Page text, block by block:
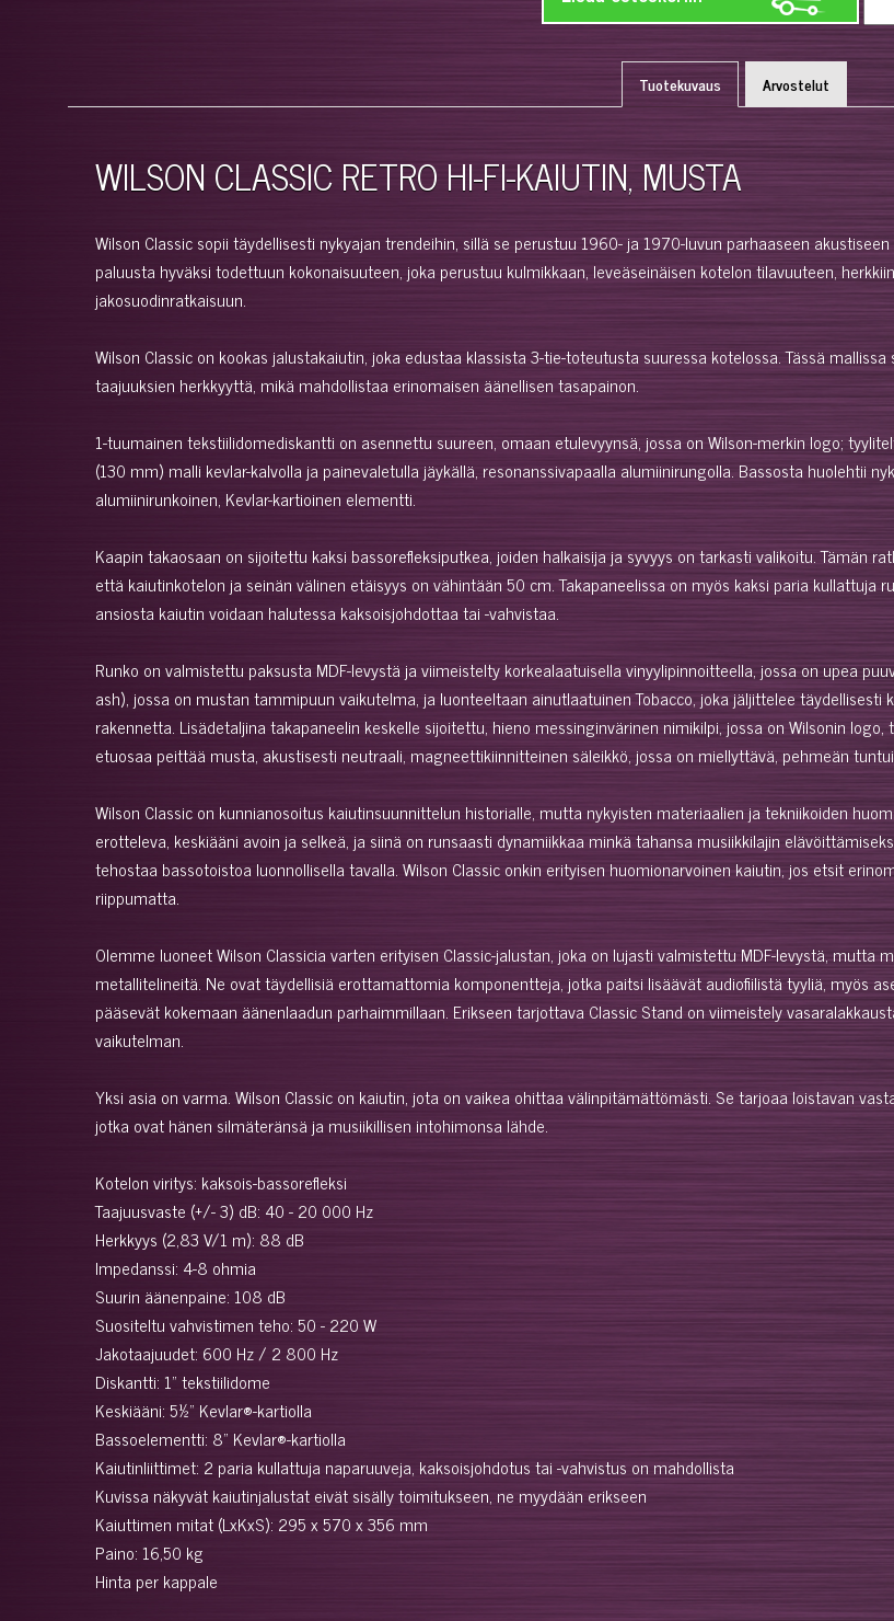
Tuotekuvaus Arvostelut
WILSON CLASSIC RETRO HI-FI-KAIUTIN, MUSTA
Wilson Classic sopii täydellisesti nykyajan trendeihin, sillä se perustuu 1960- ja 1970-luvun parhaaseen
paluusta hyväksi todettuun kokonaisuuteen, joka perustuu kulmikkaan, leveäseinäisen kotelon tilavuuteen,
jakosuodinratkaisuun.
Wilson Classic on kookas jalustakaiutin, joka edustaa klassista 3-tie-toteutusta suuressa kotelossa. Tässä
taajuuksien herkkyyttä, mikä mahdollistaa erinomaisen äänellisen tasapainon.
1-tuumainen tekstiilidomediskantti on asennettu suureen, omaan etulevyynsä, jossa on Wilson-merkin logo;
(130 mm) malli kevlar-kalvolla ja painevaletulla jäykällä, resonanssivapaalla alumiinirungolla. Bassosta huolehtii
alumiinirunkoinen, Kevlar-kartioinen elementti.
Kaapin takaosaan on sijoitettu kaksi bassorefleksiputkea, joiden halkaisija ja syvyys on tarkasti valikoitu. Tämän
että kaiutinkotelon ja seinän välinen etäisyys on vähintään 50 cm. Takapaneelissa on myös kaksi paria
ansiosta kaiutin voidaan halutessa kaksoisjohdottaa tai -vahvistaa.
Runko on valmistettu paksusta MDF-levystä ja viimeistelty korkealaatuisella vinyylipinnoitteella, jossa on upea
ash), jossa on mustan tammipuun vaikutelma, ja luonteeltaan ainutlaatuinen Tobacco, joka jäljittelee
rakennetta. Lisädetaljina takapaneelin keskelle sijoitettu, hieno messinginvärinen nimikilpi, jossa on Wilsonin
etuosaa peittää musta, akustisesti neutraali, magneettikiinnitteinen säleikkö, jossa on miellyttävä, pehmeän
Wilson Classic on kunnianosoitus kaiutinsuunnittelun historialle, mutta nykyisten materiaalien ja tekniikoiden
erotteleva, keskiääni avoin ja selkeä, ja siinä on runsaasti dynamiikkaa minkä tahansa musiikkilajin
tehostaa bassotoistoa luonnollisella tavalla. Wilson Classic onkin erityisen huomionarvoinen kaiutin, jos etsit
riippumatta.
Olemme luoneet Wilson Classicia varten erityisen Classic-jalustan, joka on lujasti valmistettu MDF-levystä,
metallitelineitä. Ne ovat täydellisiä erottamattomia komponentteja, jotka paitsi lisäävät audiofiilistä tyyliä, myös
pääsevät kokemaan äänenlaadun parhaimmillaan. Erikseen tarjottava Classic Stand on viimeistely
vaikutelman.
Yksi asia on varma. Wilson Classic on kaiutin, jota on vaikea ohittaa välinpitämättömästi. Se tarjoaa loistavan
jotka ovat hänen silmäteränsä ja musiikillisen intohimonsa lähde.
Kotelon viritys: kaksois-bassorefleksi
Taajuusvaste (+/- 3) dB: 40 - 20 000 Hz
Herkkyys (2,83 V/1 m): 88 dB
Impedanssi: 4-8 ohmia
Suurin äänenpaine: 108 dB
Suositeltu vahvistimen teho: 50 - 220 W
Jakotaajuudet: 600 Hz / 2 800 Hz
Diskantti: 1" tekstiilidome
Keskiääni: 5½" Kevlar®-kartiolla
Bassoelementti: 8" Kevlar®-kartiolla
Kaiutinliittimet: 2 paria kullattuja naparuuveja, kaksoisjohdotus tai -vahvistus on mahdollista
Kuvissa näkyvät kaiutinjalustat eivät sisälly toimitukseen, ne myydään erikseen
Kaiuttimen mitat (LxKxS): 295 x 570 x 356 mm
Paino: 16,50 kg
Hinta per kappale